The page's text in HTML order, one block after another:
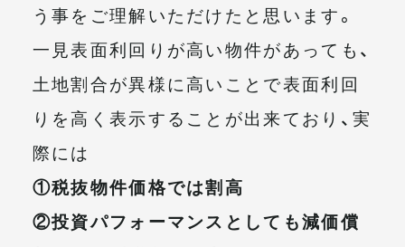
う事をご理解いただけたと思います。
一見表面利回りが高い物件があっても、
土地割合が異様に高いことで表面利回
りを高く表示することが出来ており、実
際には
①税抜物件価格では割高
②投資パフォーマンスとしても減価償